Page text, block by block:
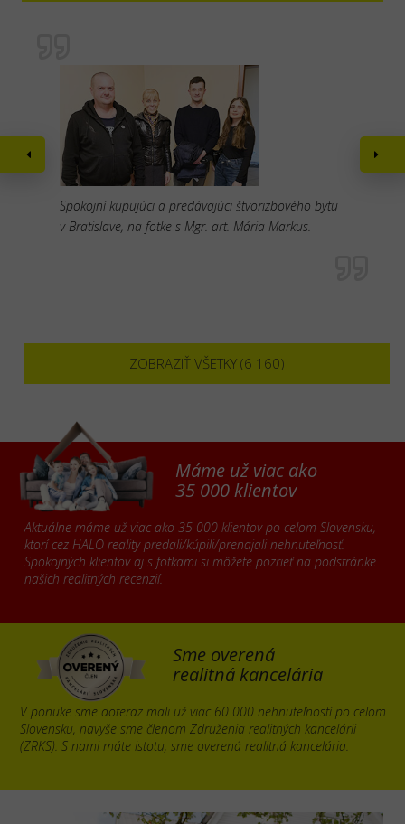
Spokojní kupujúci a predávajúci štvorizbového bytu
v Bratislave, na fotke s Mgr. art. Mária Markus.
ZOBRAZIŤ VŠETKY (6 160)
Máme už viac ako
35 000 klientov
Aktuálne máme už viac ako 35 000 klientov po celom Slovensku,
ktorí cez HALO reality predali/kúpili/prenajali nehnuteľnosť.
Spokojných klientov aj s fotkami si môžete pozrieť na podstránke
našich realitných recenzií.
Sme overená
realitná kancelária
V ponuke sme doteraz mali už viac 60 000 nehnuteľností po celom
Slovensku, navyše sme členom Združenia realitných kancelárii
(ZRKS). S nami máte istotu, sme overená realitná kancelária.